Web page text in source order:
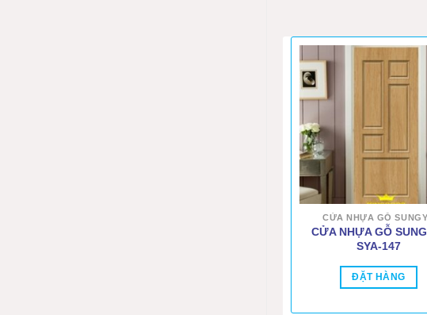
CỬA NHỰA GỖ
CỬA NHỰA GỖ
SYA-147
ĐẶT HÀNG